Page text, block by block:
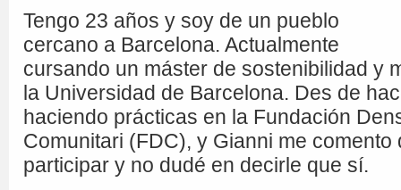
Tengo 23 años y soy de un pueblo
cercano a Barcelona. Actualmente
cursando un máster de sostenibilidad y
la Universidad de Barcelona. Des de
haciendo prácticas en la Fundación
Comunitari (FDC), y Gianni me comento
participar y no dudé en decirle que sí.